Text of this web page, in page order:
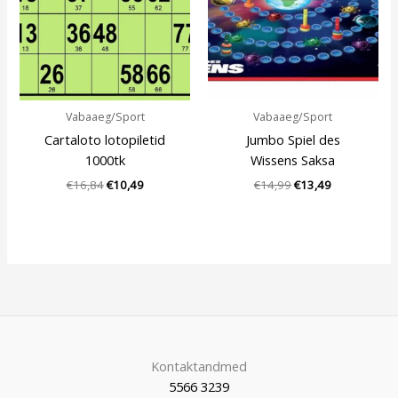
Vabaaeg/Sport
Cartaloto lotopiletid
1000tk
€16,84€10,49
Vabaaeg/Sport
Jumbo Spiel des
Wissens Saksa
€14,99€13,49
Kontaktandmed
5566 3239